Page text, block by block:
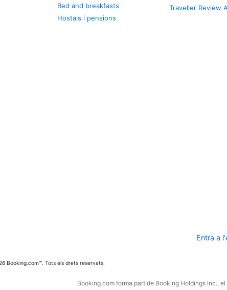
Bed and breakfasts
Hostals i pensions
Traveller Review
Entra a
Booking.com™. Tots els drets reservats.
Booking.com forma part de Booking Holdings Inc.,